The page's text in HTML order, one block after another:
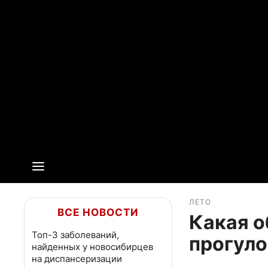
ВСЕ НОВОСТИ
Топ-3 заболеваний,
найденных у новосибирцев
на диспансеризации
ЛЕТО
Какая